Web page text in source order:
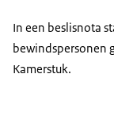
In een beslisnota
bewindspersonen
Kamerstuk.